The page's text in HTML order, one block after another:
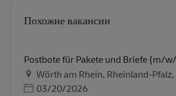
Похожие вакансии
Postbote für Pakete und Briefe (m/
Местоположение
Wörth am Rhein, Rheinland-
Дата публикации
03/20/2026